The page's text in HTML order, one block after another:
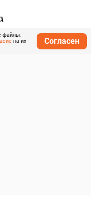
файлы.
на их
Согласен